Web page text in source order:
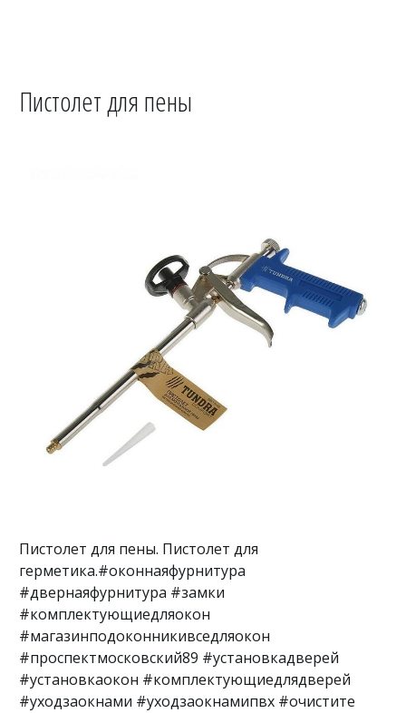
Пистолет для пены
Пистолет для пены. Пистолет для
герметика.#оконнаяфурнитура
#двернаяфурнитура #замки
#комплектующиедляокон
#магазинподоконникивседляокон
#проспектмосковский89 #установкадверей
#установкаокон #комплектующиедлядверей
#уходзаокнами #уходзаокнамипвх #очистите